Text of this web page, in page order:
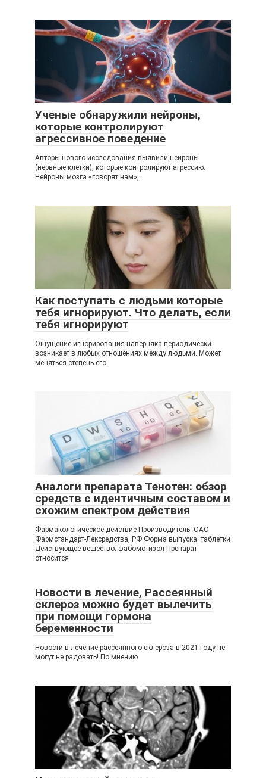
Ученые обнаружили нейроны,
которые контролируют
агрессивное поведение
Авторы нового исследования выявили нейроны
(нервные клетки), которые контролируют агрессию.
Нейроны мозга «говорят нам»,
Как поступать с людьми которые
тебя игнорируют. Что делать, если
тебя игнорируют
Ощущение игнорирования наверняка периодически
возникает в любых отношениях между людьми. Может
меняться степень его
Аналоги препарата Тенотен: обзор
средств с идентичным составом и
схожим спектром действия
Фармакологическое действие Производитель: ОАО
Фармстандарт-Лексредства, РФ Форма выпуска: таблетки
Действующее вещество: фабомотизол Препарат
относится
Новости в лечение, Рассеянный
склероз можно будет вылечить
при помощи гормона
беременности
Новости в лечение рассеянного склероза в 2021 году не
могут не радовать! По мнению